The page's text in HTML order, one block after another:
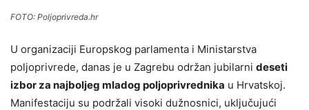
FOTO: Poljoprivreda.hr
U organizaciji Europskog parlamenta i Ministarstva
poljoprivrede, danas je u Zagrebu održan jubilarni deseti
izbor za najboljeg mladog poljoprivrednika u Hrvatskoj.
Manifestaciju su podržali visoki dužnosnici, uključujući